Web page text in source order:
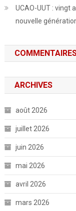
UCAO-UUT : vingt
nouvelle
ARCHIVES
août 2026
juillet 2026
juin 2026
mai 2026
avril 2026
mars 2026